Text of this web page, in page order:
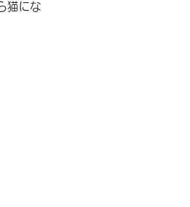
猫にな